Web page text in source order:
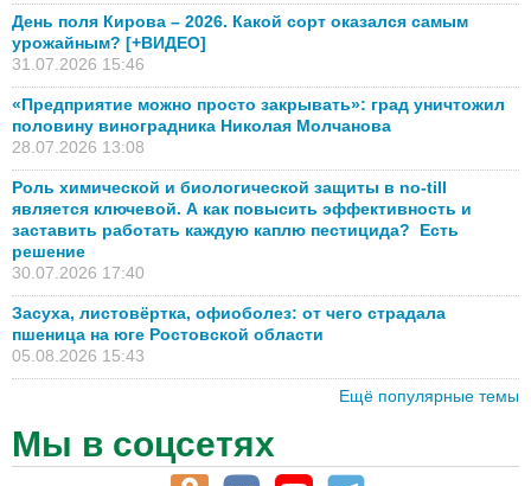
День поля Кирова – 2026. Какой сорт оказался самым
урожайным? [+ВИДЕО]
31.07.2026 15:46
«Предприятие можно просто закрывать»: град уничтожил
половину виноградника Николая Молчанова
28.07.2026 13:08
Роль химической и биологической защиты в no-till
является ключевой. А как повысить эффективность и
заставить работать каждую каплю пестицида? Есть
решение
30.07.2026 17:40
Засуха, листовёртка, офиоболез: от чего страдала
пшеница на юге Ростовской области
05.08.2026 15:43
Ещё популярные темы
Мы в соцсетях